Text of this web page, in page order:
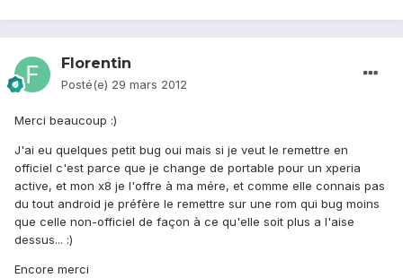
Florentin
Posté(e) 29 mars 2012
Merci beaucoup :)
J'ai eu quelques petit bug oui mais si je veut le remettre en
officiel c'est parce que je change de portable pour un xperia
active, et mon x8 je l'offre à ma mére, et comme elle connais pas
du tout android je préfère le remettre sur une rom qui bug moins
que celle non-officiel de façon à ce qu'elle soit plus a l'aise
dessus... :)
Encore merci